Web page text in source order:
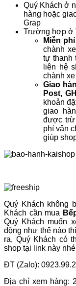
Quý Khách ở
hàng hoặc
Grap
Trường hợp ở
Miễn
chành
tự thanh
liên hệ
chành
Giao
Post,
khoản
giao
được trừ
phí vận
giúp
Quý Khách không
Khách cần mua
Quý Khách muốn
động như thế nào
ra, Quý Khách có
shop tại link này
ĐT (Zalo):
Địa chỉ xem hàng: